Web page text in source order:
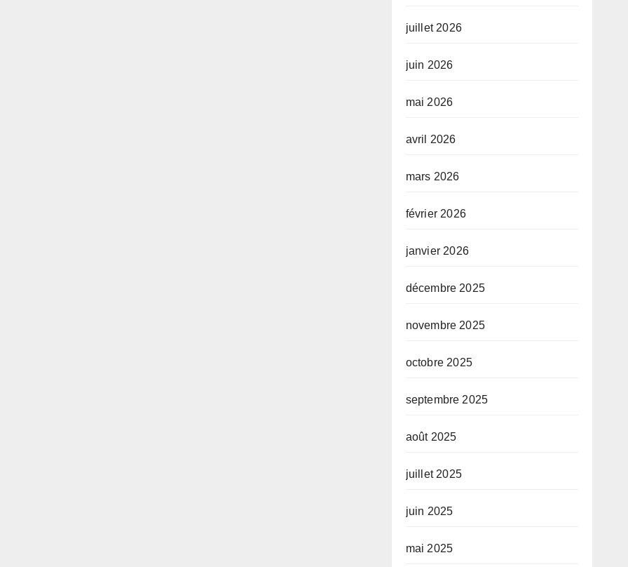
juillet 2026
juin 2026
mai 2026
avril 2026
mars 2026
février 2026
janvier 2026
décembre 2025
novembre 2025
octobre 2025
septembre 2025
août 2025
juillet 2025
juin 2025
mai 2025